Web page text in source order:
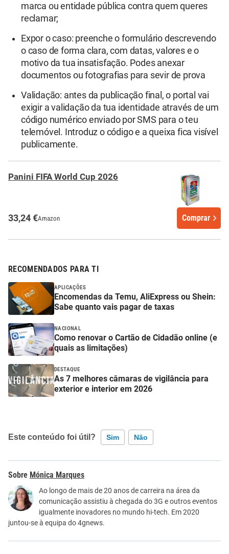
marca ou entidade pública contra quem queres
reclamar;
Expor o caso: preenche o formulário descrevendo
o caso de forma clara, com datas, valores e o
motivo da tua insatisfação. Podes anexar
documentos ou fotografias para sevir de prova
Validação: antes da publicação final, o portal vai
exigir a validação da tua identidade através de um
código numérico enviado por SMS para o teu
telemóvel. Introduz o código e a queixa fica visível
publicamente.
Panini FIFA World Cup 2026
33,24 €Amazon Comprar
RECOMENDADOS PARA TI
APLICAÇÕES
Encomendas da Temu, AliExpress ou Shein:
Sabe quanto vais pagar de taxas
NACIONAL
Como renovar o Cartão de Cidadão online (e
quais as limitações)
DESTAQUE
As 7 melhores câmaras de vigilância para
exterior e interior em 2026
Este conteúdo foi útil? Sim Não
Este conteúdo contém informação incorreta
Este conteúdo não tem a informação que procuro
Outro
Mónica Marques
Ao longo de mais de 20 anos de carreira na área da
comunicação assistiu à chegada do 3G e outros eventos
igualmente inovadores no mundo hi-tech. Em 2020
juntou-se à equipa do 4gnews.